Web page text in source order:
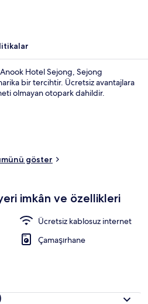
Hotel Sejong, Sejong
bir tercihtir. Ücretsiz avantajlara
olmayan otopark dahildir.
göster
imkân ve özellikleri
Ücretsiz kablosuz internet
Çamaşırhane